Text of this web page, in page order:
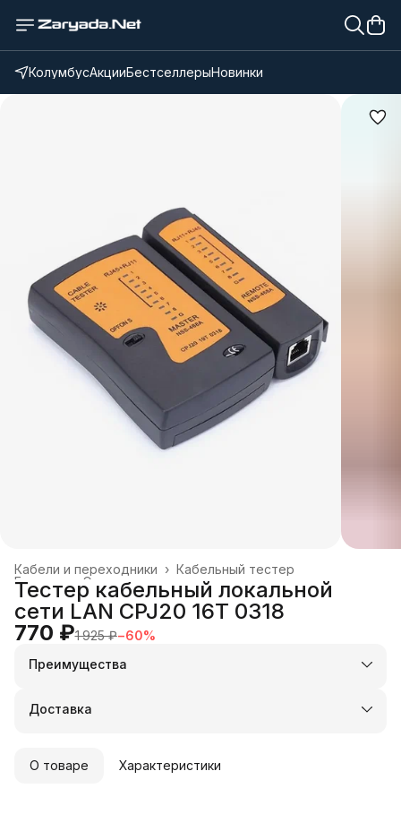
КолумбусАкцииБестселлерыНовинки
Кабельный тестер
Кабели и переходники ›
Электроника
Главная
Тестер кабельный локальной
сети LAN CPJ20 16T 0318
770 ₽1 925 ₽−60%
Преимущества
Оплата частями в Сплит
Удобный возврат
Доставка
О товаре Характеристики